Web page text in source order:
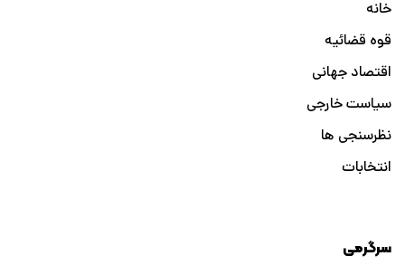
خانه
قوه قضائیه
اقتصاد جهانی
سیاست خارجی
نظرسنجی ها
انتخابات
سرگرمی